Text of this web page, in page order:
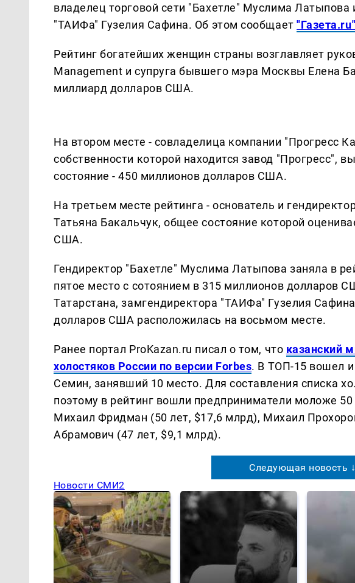
владелец торговой сети "Бахетле" Муслима Латыпова
"ТАИФа" Гузелия Сафина. Об этом сообщает"Газета.ru"
Рейтинг богатейших женщин страны возглавляет
Management и супруга бывшего мэра Москвы Елена
миллиард долларов США.
На втором месте - совладелица компании "Прогресс
собственности которой находится завод "Прогресс",
состояние - 450 миллионов долларов США.
На третьем месте рейтинга - основатель и
Татьяна Бакальчук, общее состояние которой
США.
Гендиректор "Бахетле" Муслима Латыпова заняла в
пятое место с сотоянием в 315 миллионов долларов
Татарстана, замгендиректора "ТАИФа" Гузелия
долларов США расположилась на восьмом месте.
Ранее портал ProKazan.ru писал о том, что казанский
холостяков России по версии Forbes. В ТОП-15 вошел и
Семин, занявший 10 место. Для составления списка
поэтому в рейтинг вошли предприниматели моложе
Михаил Фридман (50 лет, $17,6 млрд), Михаил
Абрамович (47 лет, $9,1 млрд).
Следующая новость ↓
Новости СМИ2